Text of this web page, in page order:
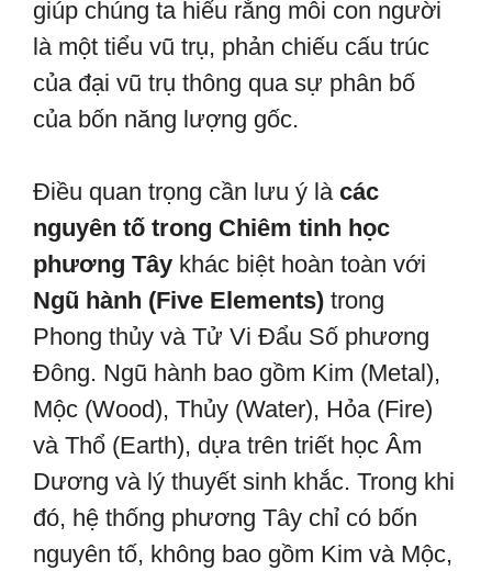
giúp chúng ta hiểu rằng mỗi con người
là một tiểu vũ trụ, phản chiếu cấu trúc
của đại vũ trụ thông qua sự phân bố
của bốn năng lượng gốc.
Điều quan trọng cần lưu ý là các
nguyên tố trong Chiêm tinh học
phương Tây khác biệt hoàn toàn với
Ngũ hành (Five Elements) trong
Phong thủy và Tử Vi Đẩu Số phương
Đông. Ngũ hành bao gồm Kim (Metal),
Mộc (Wood), Thủy (Water), Hỏa (Fire)
và Thổ (Earth), dựa trên triết học Âm
Dương và lý thuyết sinh khắc. Trong khi
đó, hệ thống phương Tây chỉ có bốn
nguyên tố, không bao gồm Kim và Mộc,